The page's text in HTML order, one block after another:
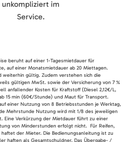
unkompliziert im
Service.
beruht auf einer 1-Tagesmietdauer für
auf einer Monatsmietdauer ab 20 Miettagen.
weiterhin gültig. Zudem verstehen sich die
gültigen MwSt. sowie der Versicherung von 7 %
anfallender Kosten für Kraftstoff (Diesel 2,12€/L,
15 min (60€/Stunde) und Maut für Transport.
einer Nutzung von 8 Betriebsstunden je Werktag,
Mehrstunde Nutzung wird mit 1/8 des jeweiligen
Eine Verkürzung der Mietdauer führt zu einer
von Minderstunden erfolgt nicht. Für Reifen,
der Mieter. Die Bedienungsanleitung ist zu
haften als Gesamtschuldner. Das Übergabe- /